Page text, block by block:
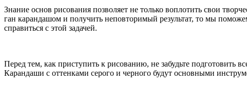
Знание основ рисования позволяет не только воплотить свои
ган карандашом и получить неповторимый результат, то мы
справиться с этой задачей.
Перед тем, как приступить к рисованию, не забудьте подготовить
Карандаши с оттенками серого и черного будут основными